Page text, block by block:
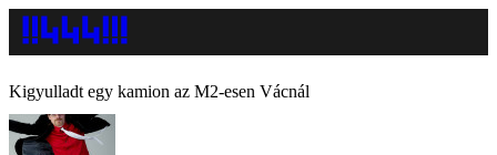
Kigyulladt egy kamion az M2-esen Vácnál